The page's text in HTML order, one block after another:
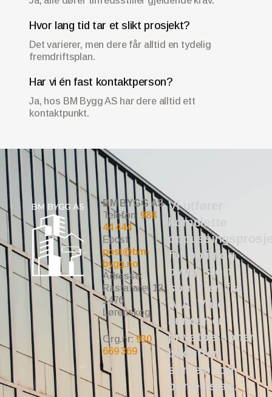
Hvor lang tid tar et slikt prosjekt?
Det varierer, men dere får alltid en tydelig
fremdriftsplan.
Har vi én fast kontaktperson?
Ja, hos BM Bygg AS har dere alltid ett
kontaktpunkt.
BM BYGG AS
Telefon: 988
44 444
Epost:
post@bm-
bygg.no
Adresse:
Rastafaret 12,
1476
Lørenskog
Org.nr:930
669 369
Vi utfører
komplette
for bolig og
bygg, stort
som liten fra
A-Å. Våre
kunder er
privatpersoner,
bedrifter,
sameier og
borrettslag.